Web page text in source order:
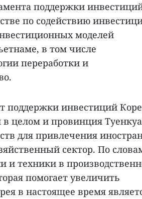
поддержки
по содействию
моделей
в том числе
переработки и
поддержки инвестиций
в целом и провинция
для привлечения
сектор. По
и техники в
помогает увеличить
в настоящее время